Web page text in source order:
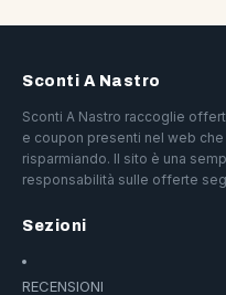
Sconti A Nastro
Sconti A Nastro raccoglie
e coupon presenti nel web
risparmiando. Il sito è una
responsabilità sulle offerte
Sezioni
RECENSIONI